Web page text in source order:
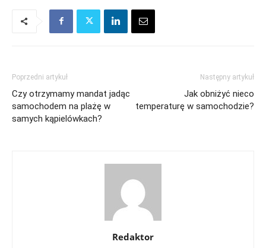
Poprzedni artykuł
Czy otrzymamy mandat jadąc
samochodem na plażę w
samych kąpielówkach?
Następny artykuł
Jak obniżyć nieco
temperaturę w samochodzie?
Redaktor